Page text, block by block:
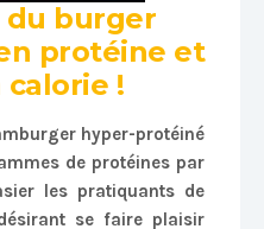
du burger
protéine et
!
hyper-protéiné
de protéines par
les pratiquants de
se faire plaisir